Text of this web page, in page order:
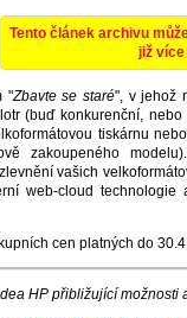
Tento článek archivu
již
"Zbavte se staré", v jehož
(buď konkurenční,
tiskárnu
zakoupeného
vašich
web-cloud
cen platných do
HP přibližující možnosti